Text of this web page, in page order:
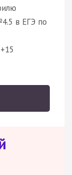
в ЕГЭ по